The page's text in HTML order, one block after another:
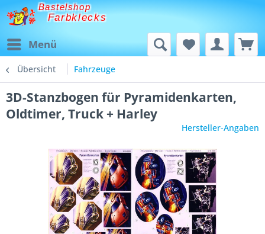
Bastelshop
Farbklecks
Menü
Übersicht Fahrzeuge
3D-Stanzbogen für Pyramidenkarten,
Oldtimer, Truck + Harley
Hersteller-Angaben